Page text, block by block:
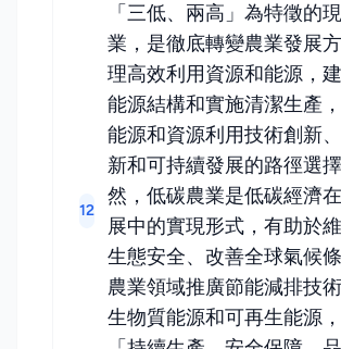
12
「三低、兩高」為特徵的
業，是徹底轉變農業發展
理高效利用資源和能源，
能源結構和實施清潔生產
能源和資源利用技術創新
新和可持續發展的路徑選
然，低碳農業是低碳經濟
展中的實現形式，有助於
生態安全、改善全球氣候
農業領域推廣節能減排技
生物質能源和可再生能源